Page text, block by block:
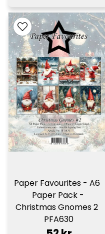
Paper Favourites - A6
Paper Pack -
Christmas Gnomes 2
PFA630